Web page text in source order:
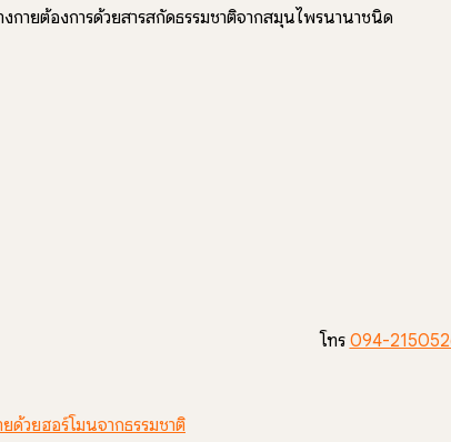
กายต้องการด้วยสารสกัดธรรมชาติจากสมุนไพรนานาชนิด
โทร 094-
ด้วยฮอร์โมนจากธรรมชาติ